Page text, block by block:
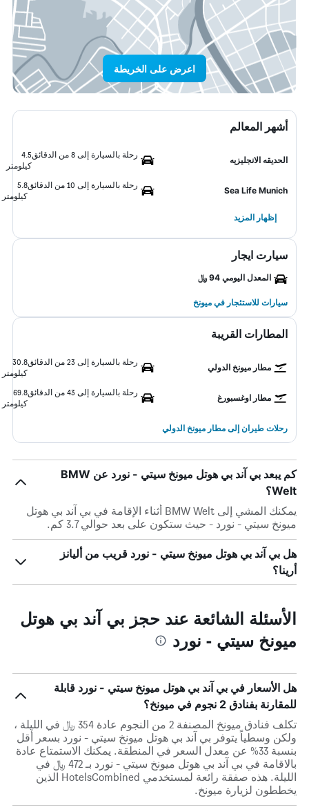
اعرض على الخريطة
أشهر المعالم
الحديقه الانجليزيه
رحلة بالسيارة إلى 8 من الدقائق
4.5
كيلومتر
Sea Life Munich
رحلة بالسيارة إلى 10 من الدقائق
5.8
كيلومتر
إظهار المزيد
سيارت ايجار
المعدل اليومي 94 ﷼
سيارات للاستئجار في ميونخ
المطارات القريبة
مطار ميونخ الدولي
رحلة بالسيارة إلى 23 من الدقائق
30.8
كيلومتر
مطار اوغسبورغ
رحلة بالسيارة إلى 43 من الدقائق
69.8
كيلومتر
رحلات طيران إلى مطار ميونخ الدولي
كم يبعد بي آند بي هوتل ميونخ سيتي - نورد عن BMW
Welt؟
يمكنك المشي إلى BMW Welt أثناء الإقامة في بي آند بي هوتل
ميونخ سيتي - نورد - حيث ستكون على بعد حوالي 3.7 كم.
هل بي آند بي هوتل ميونخ سيتي - نورد قريب من أليانز
أرينا؟
الأسئلة الشائعة عند حجز بي آند بي هوتل
ميونخ سيتي - نورد
هل الأسعار في بي آند بي هوتل ميونخ سيتي - نورد قابلة
للمقارنة بفنادق 2 نجوم في ميونخ؟
تكلف فنادق ميونخ المصنفة 2 من النجوم عادة 354 ﷼ في الليلة ،
ولكن وسطياً يتوفر بي آند بي هوتل ميونخ سيتي - نورد بسعر أقل
بنسبة 33% عن معدل السعر في المنطقة. يمكنك الاستمتاع عادة
بالاقامة في بي آند بي هوتل ميونخ سيتي - نورد بـ 472 ﷼ في
الليلة. هذه صفقة رائعة لمستخدمي HotelsCombined الذين
يخططون لزيارة ميونخ.